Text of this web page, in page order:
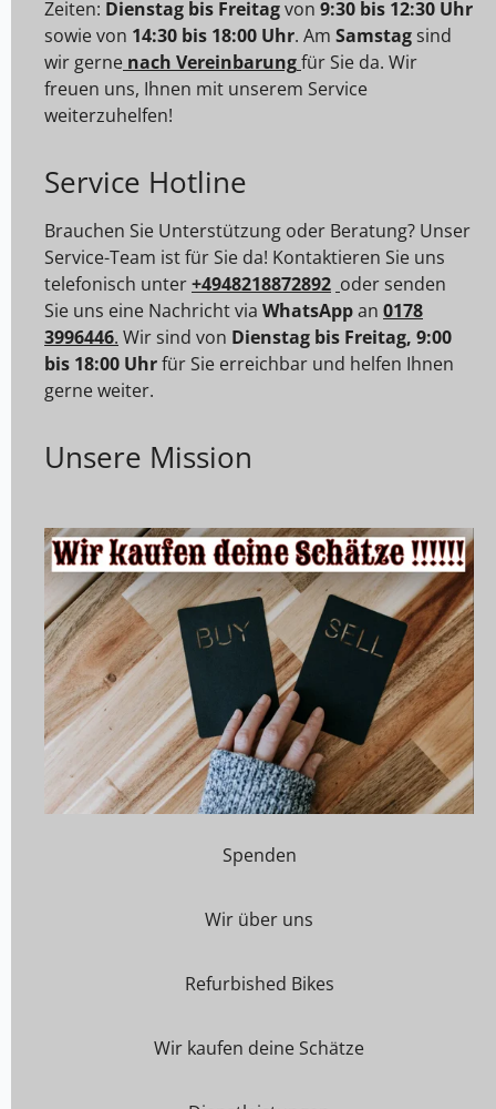
Zeiten: Dienstag bis Freitagvon 9:30 bis 12:30 Uhr
sowie von 14:30 bis 18:00 Uhr. Am Samstag sind
wir gerne nach Vereinbarungfür Sie da. Wir
freuen uns, Ihnen mit unserem Service
weiterzuhelfen!
Service Hotline
Brauchen Sie Unterstützung oder Beratung? Unser
Service-Team ist für Sie da! Kontaktieren Sie uns
telefonisch unter+4948218872892 oder senden
Sie uns eine Nachricht via WhatsAppan 0178
3996446. Wir sind von Dienstag bis Freitag, 9:00
bis 18:00 Uhrfür Sie erreichbar und helfen Ihnen
gerne weiter.
Unsere Mission
Spenden
Wir über uns
Refurbished Bikes
Wir kaufen deine Schätze